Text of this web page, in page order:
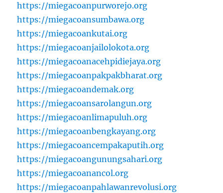
https://miegacoanpurworejo.org
https://miegacoansumbawa.org
https://miegacoankutai.org
https://miegacoanjailolokota.org
https://miegacoanacehpidiejaya.org
https://miegacoanpakpakbharat.org
https://miegacoandemak.org
https://miegacoansarolangun.org
https://miegacoanlimapuluh.org
https://miegacoanbengkayang.org
https://miegacoancempakaputih.org
https://miegacoangunungsahari.org
https://miegacoanancol.org
https://miegacoanpahlawanrevolusi.org